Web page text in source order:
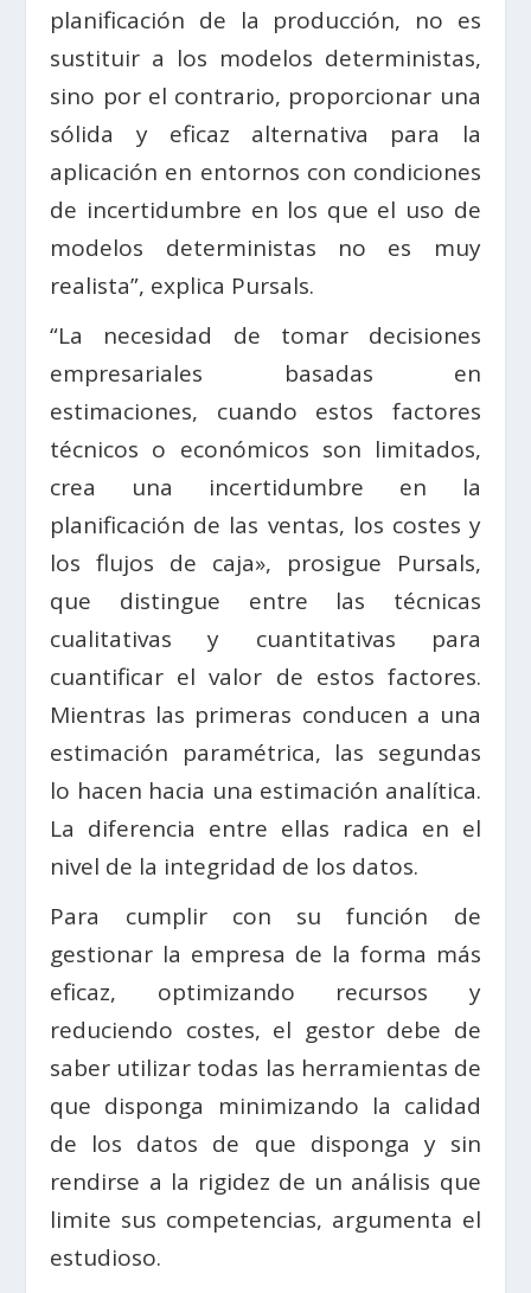
planificación de la producción, no es
sustituir a los modelos deterministas,
sino por el contrario, proporcionar una
sólida y eficaz alternativa para la
aplicación en entornos con condiciones
de incertidumbre en los que el uso de
modelos deterministas no es muy
realista”, explica Pursals.
“La necesidad de tomar decisiones
empresariales basadas en
estimaciones, cuando estos factores
técnicos o económicos son limitados,
crea una incertidumbre en la
planificación de las ventas, los costes y
los flujos de caja», prosigue Pursals,
que distingue entre las técnicas
cualitativas y cuantitativas para
cuantificar el valor de estos factores.
Mientras las primeras conducen a una
estimación paramétrica, las segundas
lo hacen hacia una estimación analítica.
La diferencia entre ellas radica en el
nivel de la integridad de los datos.
Para cumplir con su función de
gestionar la empresa de la forma más
eficaz, optimizando recursos y
reduciendo costes, el gestor debe de
saber utilizar todas las herramientas de
que disponga minimizando la calidad
de los datos de que disponga y sin
rendirse a la rigidez de un análisis que
limite sus competencias, argumenta el
estudioso.